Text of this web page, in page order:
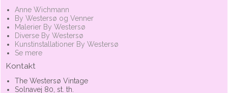
Anne Wichmann
By Westersø og Venner
Malerier By Westersø
Diverse By Westersø
Kunstinstallationer By Westersø
Se mere
Kontakt
The Westersø Vintage
Solnavej 80, st. th.